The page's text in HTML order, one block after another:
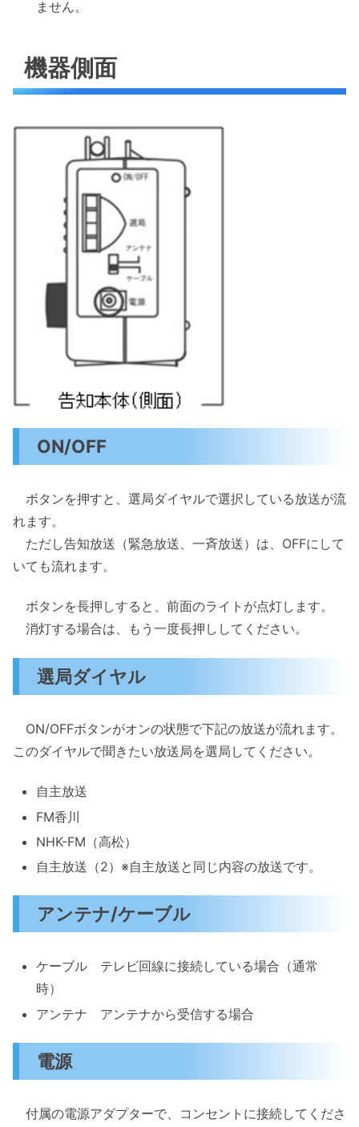
ません。
機器側面
ON/OFF
ボタンを押すと、選局ダイヤルで選択している放送が流
れます。
ただし告知放送（緊急放送、一斉放送）は、OFFにして
いても流れます。
ボタンを長押しすると、前面のライトが点灯します。
消灯する場合は、もう一度長押ししてください。
選局ダイヤル
ON/OFFボタンがオンの状態で下記の放送が流れます。
このダイヤルで聞きたい放送局を選局してください。
自主放送
FM香川
NHK-FM（高松）
自主放送（2）※自主放送と同じ内容の放送です。
アンテナ/ケーブル
ケーブル テレビ回線に接続している場合（通常
時）
アンテナ アンテナから受信する場合
電源
付属の電源アダプターで、コンセントに接続してくださ